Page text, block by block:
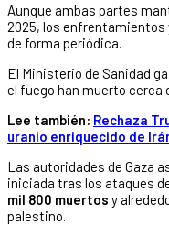
Aunque ambas partes
2025, los
de forma periódica.
El Ministerio de Sanidad
el fuego han muerto cerca
Lee también: Rechaza
uranio enriquecido de
Las autoridades de Gaza
iniciada tras los ataques
mil 800 muertos y
palestino.